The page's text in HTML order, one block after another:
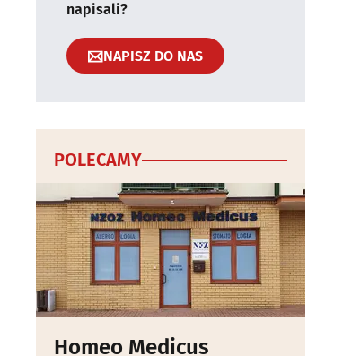
napisali?
NAPISZ DO NAS
POLECAMY
Homeo Medicus